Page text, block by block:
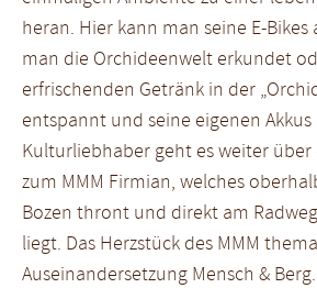
heran. Hier kann man seine E-
man die Orchideenwelt erkundet
erfrischenden Getränk in der
entspannt und seine eigenen
Kulturliebhaber geht es weiter über
zum MMM Firmian, welches
Bozen thront und direkt am
liegt. Das Herzstück des MMM
Auseinandersetzung Mensch &